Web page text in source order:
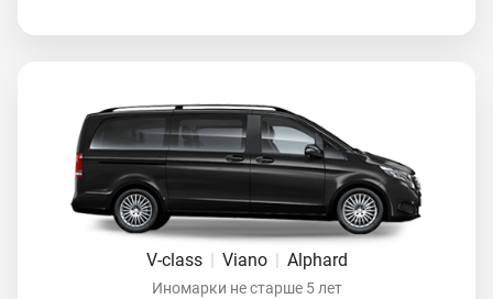
V-class Viano Alphard
Иномарки не старше 5 лет